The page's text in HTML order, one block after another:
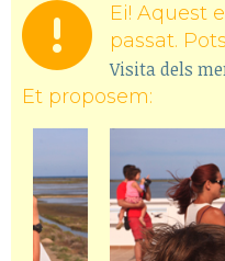
Ei! Aquest
passat.
Visita dels
Et proposem: